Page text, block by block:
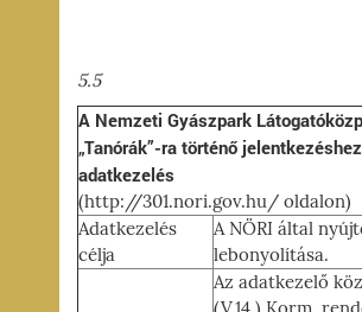
5.5
A Nemzeti Gyászpark
„Tanórák”-ra történő
adatkezelés
(http://301.nori.gov.hu/ oldalon)
Adatkezelés
célja
A NÖRI által
lebonyolítása.
Az adatkezelő